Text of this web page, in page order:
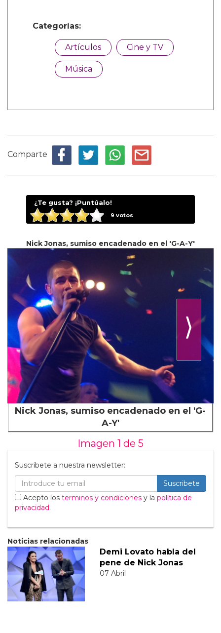
Categorías:
Artículos Cine y TV
Música
Comparte
¿Te gusta? ¡Puntúalo!
9 votos
Nick Jonas, sumiso encadenado en el 'G-A-Y'
⟩
Nick Jonas, sumiso encadenado en el 'G-
A-Y'
Imagen 1 de 5
Suscribete a nuestra newsletter:
Suscribete
Acepto los terminos y condiciones y la política de
privacidad.
Noticias relacionadas
Demi Lovato habla del
pene de Nick Jonas
07 Abril